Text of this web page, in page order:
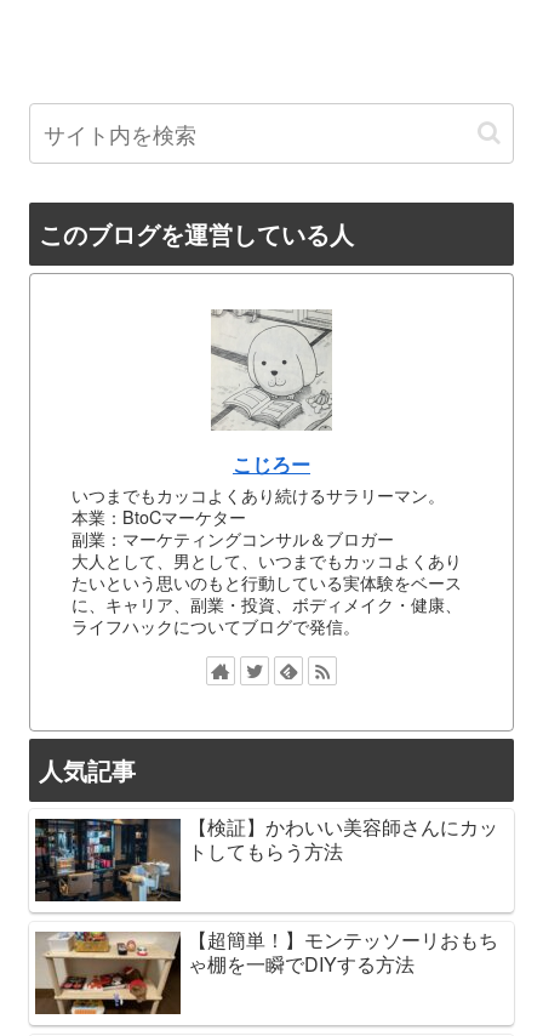
このブログを運営している人
こじろー
いつまでもカッコよくあり続けるサラリーマン。
本業：BtoCマーケター
副業：マーケティングコンサル＆ブロガー
大人として、男として、いつまでもカッコよくあり
たいという思いのもと行動している実体験をベース
に、キャリア、副業・投資、ボディメイク・健康、
ライフハックについてブログで発信。
人気記事
【検証】かわいい美容師さんにカッ
トしてもらう方法
【超簡単！】モンテッソーリおもち
ゃ棚を一瞬でDIYする方法